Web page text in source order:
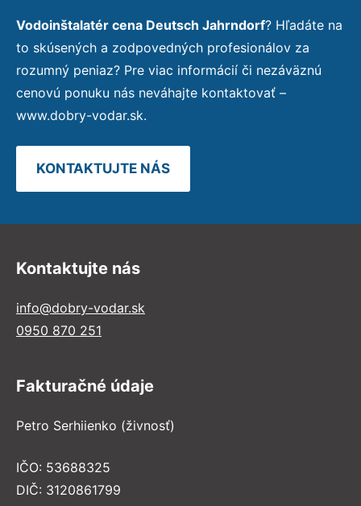
Vodoinštalatér cena Deutsch Jahrndorf? Hľadáte na
to skúsených a zodpovedných profesionálov za
rozumný peniaz? Pre viac informácií či nezáväznú
cenovú ponuku nás neváhajte kontaktovať –
www.dobry-vodar.sk.
KONTAKTUJTE NÁS
Kontaktujte nás
info@dobry-vodar.sk
0950 870 251
Fakturačné údaje
Petro Serhiienko (živnosť)
IČO: 53688325
DIČ: 3120861799